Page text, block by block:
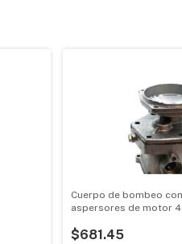
Cuerpo de bombeo
aspersores de motor
$681.45